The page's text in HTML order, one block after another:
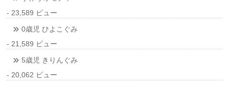
- 23,589 ビュー
0歳児 ひよこぐみ
- 21,589 ビュー
5歳児 きりんぐみ
- 20,062 ビュー